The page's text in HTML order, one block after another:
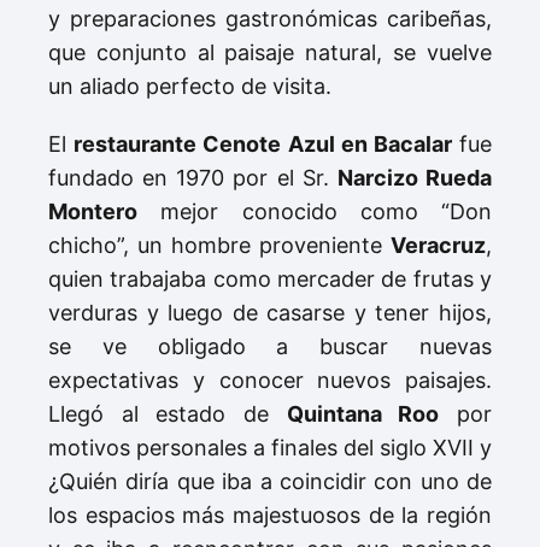
y preparaciones gastronómicas caribeñas,
que conjunto al paisaje natural, se vuelve
un aliado perfecto de visita.
El restaurante Cenote Azul en Bacalarfue
fundado en 1970 por el Sr. Narcizo Rueda
Montero mejor conocido como “Don
chicho”, un hombre proveniente Veracruz,
quien trabajaba como mercader de frutas y
verduras y luego de casarse y tener hijos,
se ve obligado a buscar nuevas
expectativas y conocer nuevos paisajes.
Llegó al estado de Quintana Roo por
motivos personales a finales del siglo XVII y
¿Quién diría que iba a coincidir con uno de
los espacios más majestuosos de la región